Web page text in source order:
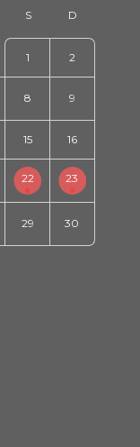
1 2
8 9
15 16
22 23
29 30